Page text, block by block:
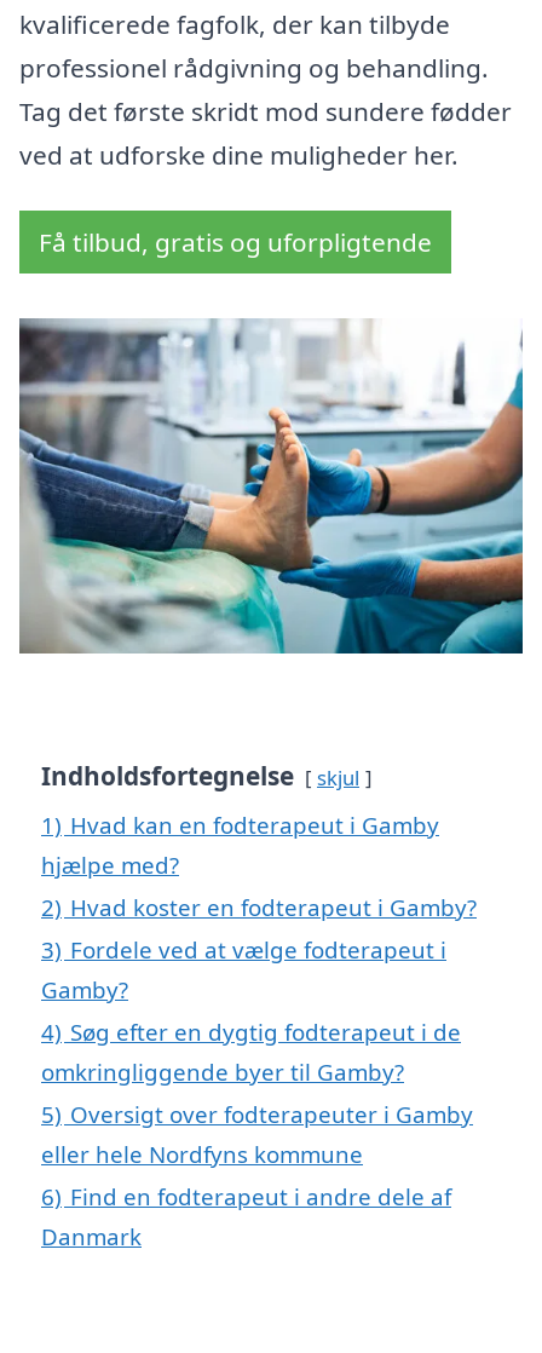
kvalificerede fagfolk, der kan tilbyde
professionel rådgivning og behandling.
Tag det første skridt mod sundere fødder
ved at udforske dine muligheder her.
Få tilbud, gratis og uforpligtende
Indholdsfortegnelse skjul
1) Hvad kan en fodterapeut i Gamby
hjælpe med?
2) Hvad koster en fodterapeut i Gamby?
3) Fordele ved at vælge fodterapeut i
Gamby?
4) Søg efter en dygtig fodterapeut i de
omkringliggende byer til Gamby?
5) Oversigt over fodterapeuter i Gamby
eller hele Nordfyns kommune
6) Find en fodterapeut i andre dele af
Danmark